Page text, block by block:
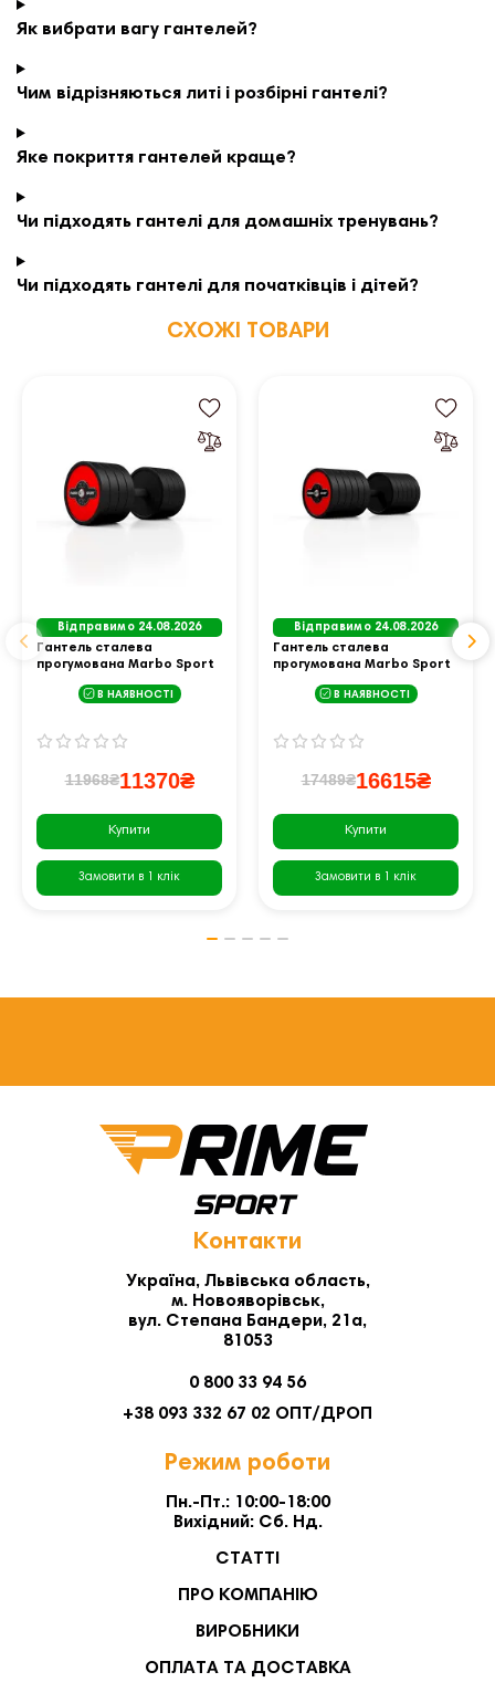
Як вибрати вагу гантелей?
Чим відрізняються литі і розбірні гантелі?
Яке покриття гантелей краще?
Чи підходять гантелі для домашніх тренувань?
Чи підходять гантелі для початківців і дітей?
СХОЖІ ТОВАРИ
Відправимо 24.08.2026
Гантель сталева
прогумована Marbo Sport
В НАЯВНОСТІ
11968₴11370₴
Купити
Замовити в 1 клік
Відправимо 24.08.2026
Гантель сталева
прогумована Marbo Sport
В НАЯВНОСТІ
17489₴16615₴
Купити
Замовити в 1 клік
Контакти
Україна, Львівська область,
м. Новояворівськ,
вул. Степана Бандери, 21а,
81053
0 800 33 94 56
+38 093 332 67 02 ОПТ/ДРОП
Режим роботи
Пн.-Пт.: 10:00-18:00
Вихідний: Сб. Нд.
СТАТТІ
ПРО КОМПАНІЮ
ВИРОБНИКИ
ОПЛАТА ТА ДОСТАВКА